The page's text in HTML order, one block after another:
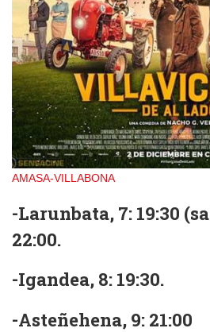
AMASA-VILLABONA
-Larunbata, 7: 19:30
22:00.
-Igandea, 8: 19:30.
-Asteñehena, 9: 21:00